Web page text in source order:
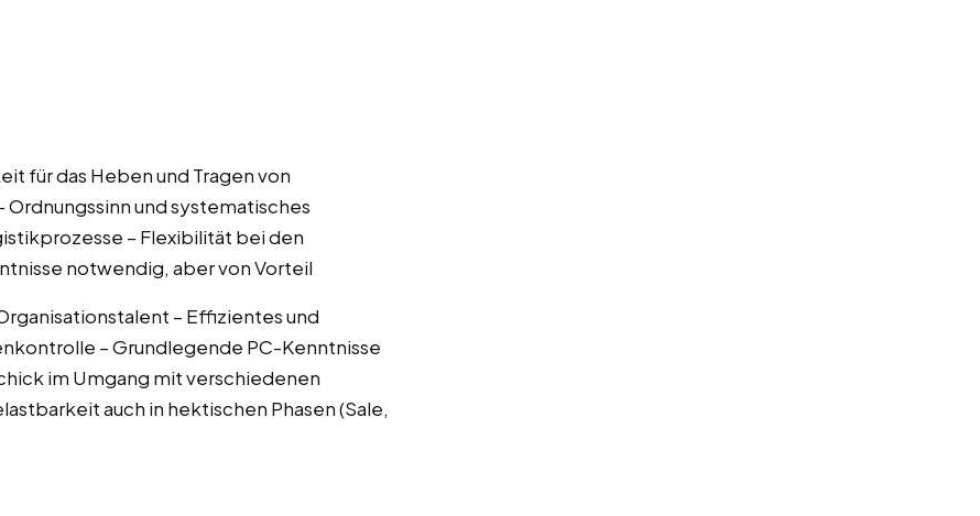
für das Heben und Tragen von
und systematisches
– Flexibilität bei den
notwendig, aber von Vorteil
– Effizientes und
– Grundlegende PC-Kenntnisse
im Umgang mit verschiedenen
auch in hektischen Phasen (Sale,